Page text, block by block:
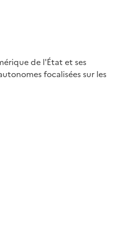
de l'État et ses
focalisées sur les